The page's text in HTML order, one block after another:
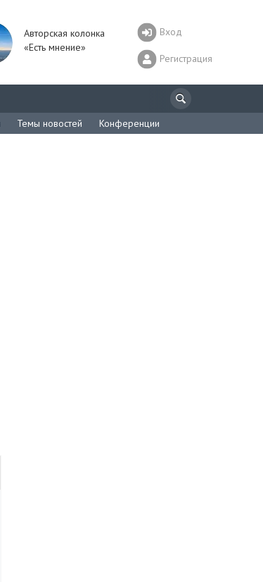
Авторская колонка
«Есть мнение»
Вход
Регистрация
Темы новостей Конференции